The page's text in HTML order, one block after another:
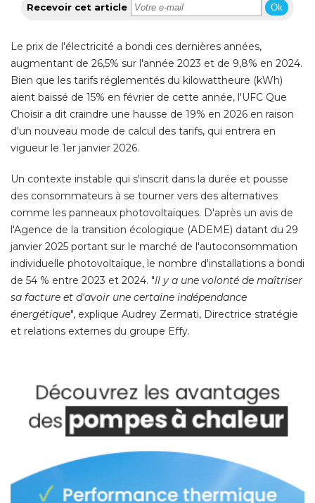
Recevoir cet article Ok
Le prix de l'électricité a bondi ces dernières années,
augmentant de 26,5% sur l'année 2023 et de 9,8% en 2024.
Bien que les tarifs réglementés du kilowattheure (kWh)
aient baissé de 15% en février de cette année, l'UFC Que
Choisir a dit craindre une hausse de 19% en 2026 en raison
d'un nouveau mode de calcul des tarifs, qui entrera en
vigueur le 1er janvier 2026.
Un contexte instable qui s'inscrit dans la durée et pousse
des consommateurs à se tourner vers des alternatives
comme les panneaux photovoltaïques. D'après un avis de
l'Agence de la transition écologique (ADEME) datant du 29
janvier 2025 portant sur le marché de l'autoconsommation
individuelle photovoltaïque, le nombre d'installations a bondi
de 54 % entre 2023 et 2024. "Il y a une volonté de maîtriser
sa facture et d'avoir une certaine indépendance
énergétique", explique Audrey Zermati, Directrice stratégie
et relations externes du groupe Effy.